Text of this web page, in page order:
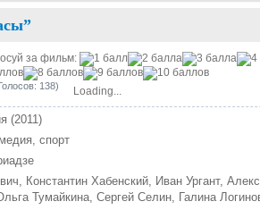
за фильм:
138) Loading...
(2011)
спорт
Константин Хабенский, Иван Ургант,
Тумайкина, Сергей Селин, Галина